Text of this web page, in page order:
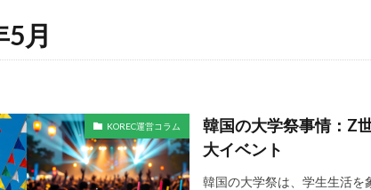
5月
KOREC運営コラム
韓国の大学祭事情：Z
大イベント
韓国の大学祭は、学生生活を